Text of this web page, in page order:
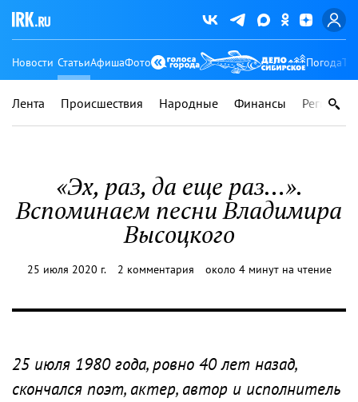
Новости СтатьиАфишаФото Погода
Лента Происшествия Народные Финансы Регионы
«Эх, раз, да еще раз…».
Вспоминаем песни Владимира
Высоцкого
25 июля 2020 г. 2 комментария около 4 минут на чтение
25 июля 1980 года, ровно 40 лет назад,
скончался поэт, актер, автор и исполнитель